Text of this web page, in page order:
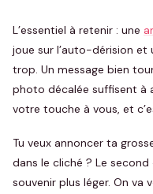
L’essentiel à retenir : une
joue sur l’auto-dérision et
trop. Un message bien
photo décalée suffisent à
votre touche à vous, et
Tu veux annoncer ta
dans le cliché ? Le
souvenir plus léger. On